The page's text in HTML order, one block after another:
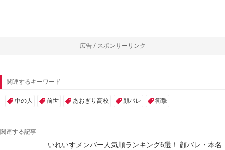
広告 / スポンサーリンク
関連するキーワード
中の人 前世 あおぎり高校 顔バレ 衝撃
関連する記事
いれいすメンバー人気順ランキング6選！ 顔バレ・本名